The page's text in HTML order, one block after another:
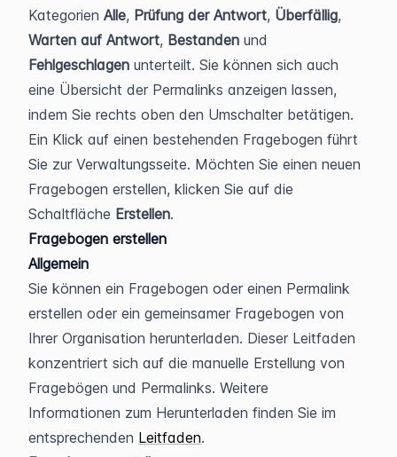
Kategorien Alle, Prüfung der Antwort, Überfällig
Warten auf Antwort, Bestanden
Fehlgeschlagen unterteilt. Sie können sich auch
eine Übersicht der Permalinks anzeigen lassen,
indem Sie rechts oben den Umschalter betätigen.
Ein Klick auf einen bestehenden Fragebogen führt
Sie zur Verwaltungsseite. Möchten Sie einen neuen
Fragebogen erstellen, klicken Sie auf die
Schaltfläche Erstellen.
Fragebogen erstellen
Allgemein
Sie können ein Fragebogen oder einen Permalink
erstellen oder ein gemeinsamer Fragebogen von
Ihrer Organisation herunterladen. Dieser Leitfaden
konzentriert sich auf die manuelle Erstellung von
Fragebögen und Permalinks. Weitere
Informationen zum Herunterladen finden Sie im
entsprechenden Leitfaden.